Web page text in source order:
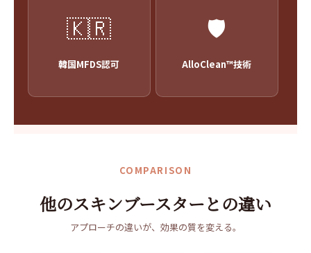
🇰🇷
韓国MFDS認可
🛡️
AlloClean™技術
COMPARISON
他のスキンブースターとの違い
アプローチの違いが、効果の質を変える。